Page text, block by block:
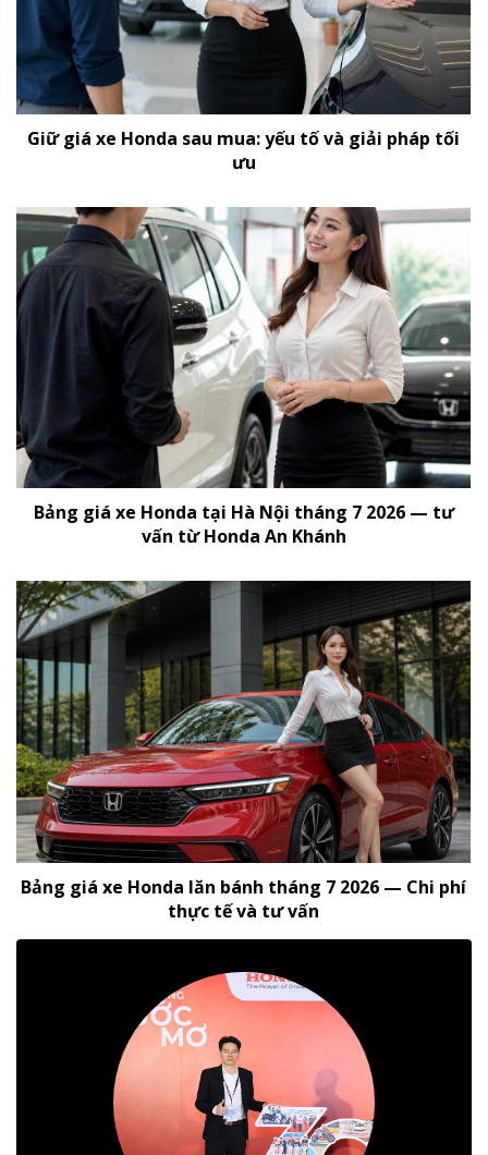
Giữ giá xe Honda sau mua: yếu tố và giải pháp tối
ưu
Bảng giá xe Honda tại Hà Nội tháng 7 2026 — tư
vấn từ Honda An Khánh
Bảng giá xe Honda lăn bánh tháng 7 2026 — Chi phí
thực tế và tư vấn